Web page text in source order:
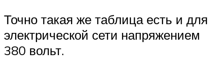
Точно такая же таблица есть и для
электрической сети напряжением
380 вольт.